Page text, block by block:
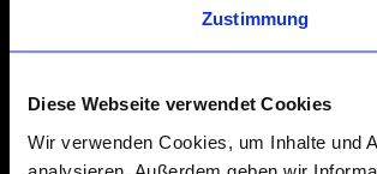
Zustimmung
Diese Webseite verwendet Cookies
Wir verwenden Cookies, um Inhalte und
analysieren. Außerdem geben wir